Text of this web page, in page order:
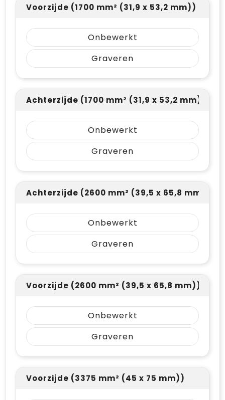
Voorzijde (1700 mm² (31,9 x 53,2 mm))
Onbewerkt
Graveren
Achterzijde (1700 mm² (31,9 x 53,2 mm))
Onbewerkt
Graveren
Achterzijde (2600 mm² (39,5 x 65,8 mm))
Onbewerkt
Graveren
Voorzijde (2600 mm² (39,5 x 65,8 mm))
Onbewerkt
Graveren
Voorzijde (3375 mm² (45 x 75 mm))